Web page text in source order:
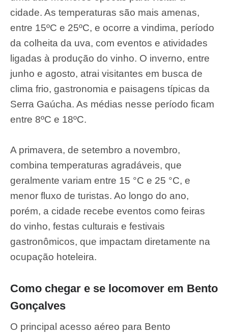
cidade. As temperaturas são mais amenas,
entre 15ºC e 25ºC, e ocorre a vindima, período
da colheita da uva, com eventos e atividades
ligadas à produção do vinho. O inverno, entre
junho e agosto, atrai visitantes em busca de
clima frio, gastronomia e paisagens típicas da
Serra Gaúcha. As médias nesse período ficam
entre 8ºC e 18ºC.
A primavera, de setembro a novembro,
combina temperaturas agradáveis, que
geralmente variam entre 15 °C e 25 °C, e
menor fluxo de turistas. Ao longo do ano,
porém, a cidade recebe eventos como feiras
do vinho, festas culturais e festivais
gastronômicos, que impactam diretamente na
ocupação hoteleira.
Como chegar e se locomover em Bento
Gonçalves
O principal acesso aéreo para Bento